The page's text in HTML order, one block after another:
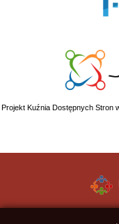
Projekt Kuźnia Dostępnych Stron